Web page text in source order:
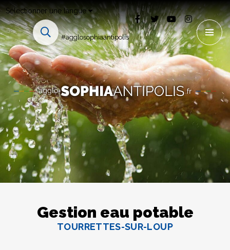
Sélectionner une langue
#agglosophiaantipolis
Gestion eau potable
TOURRETTES-SUR-LOUP